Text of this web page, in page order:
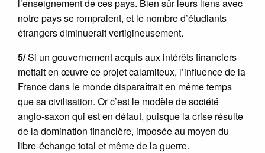
l’enseignement de ces pays. Bien sûr leurs liens avec
notre pays se rompraient, et le nombre d’étudiants
étrangers diminuerait vertigineusement.
5/Si un gouvernement acquis aux intérêts financiers
mettait en œuvre ce projet calamiteux, l’influence de la
France dans le monde disparaîtrait en même temps
que sa civilisation. Or c’est le modèle de société
anglo-saxon qui est en défaut, puisque la crise résulte
de la domination financière, imposée au moyen du
libre-échange total et même de la guerre.